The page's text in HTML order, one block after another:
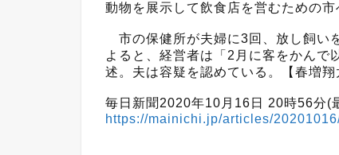
動物を展示して飲食店を営むための
市の保健所が夫婦に3回、放し飼い
よると、経営者は「2月に客をかんで
述。夫は容疑を認めている。【春増翔
毎日新聞2020年10月16日 20時56分(
https://mainichi.jp/articles/